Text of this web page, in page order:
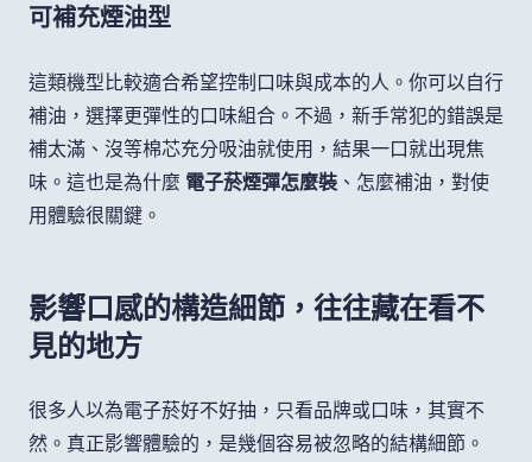
可補充煙油型
這類機型比較適合希望控制口味與成本的人。你可以自行
補油，選擇更彈性的口味組合。不過，新手常犯的錯誤是
補太滿、沒等棉芯充分吸油就使用，結果一口就出現焦
味。這也是為什麼 電子菸煙彈怎麼裝 、怎麼補油，對使
用體驗很關鍵。
影響口感的構造細節，往往藏在看不
見的地方
很多人以為電子菸好不好抽，只看品牌或口味，其實不
然。真正影響體驗的，是幾個容易被忽略的結構細節。